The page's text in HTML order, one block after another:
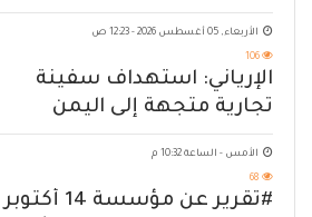
الأربعاء, 05 أغسطس 2026 - 12:23 ص
106
الإرياني: استهداف سفينة
تجارية متجهة إلى اليمن
يكشف حصار الحوثي للشعب
الأمس - الساعة 10:32 م
68
#تقرير عن مؤسسة 14 أكتوبر